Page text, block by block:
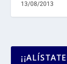
13/08/2013